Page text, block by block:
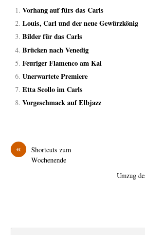
Vorhang auf fürs das Carls
Louis, Carl und der neue Gewürzkönig
Bilder für das Carls
Brücken nach Venedig
Feuriger Flamenco am Kai
Unerwartete Premiere
Etta Scollo im Carls
Vorgeschmack auf Elbjazz
«
Shortcuts zum
Wochenende
Umzug